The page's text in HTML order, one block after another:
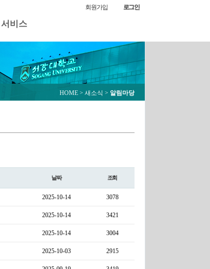
서비스
회원가입 로그인
HOME > 새소식 > 알림마당
날짜 조회
2025-10-14 3078
2025-10-14 3421
2025-10-14 3004
2025-10-03 2915